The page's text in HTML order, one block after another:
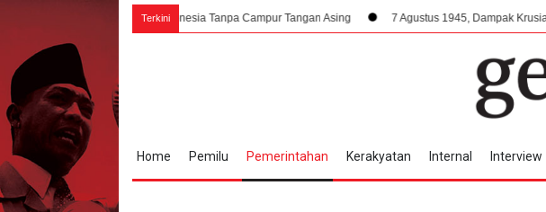
Terkini
Rakyat Indonesia Tanpa Campur Tangan Asing 7 Agustus 1945, Dampak Krusial Berdirinya
Home Pemilu Pemerintahan Kerakyatan Internal Interview